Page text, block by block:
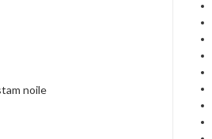
noile